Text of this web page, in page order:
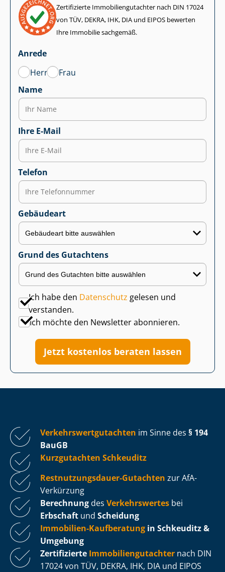
Zertifizierte Im­mo­bi­li­en­gut­ach­ter nach DIN 17024
von TÜV, DEKRA, IHK, DIA und EIPOS bewerten
Ihre Immobilie sachgemäß.
Anrede
Herr
Frau
Name
Ihre E-Mail
Telefon
Gebäudeart
Grund des Gutachtens
Ich habe den Datenschutz gelesen und
verstanden.
Ich möchte den Newsletter abonnieren.
Jetzt kostenlos beraten lassen
Ver­kehrs­wert­gut­ach­ten im Sinne des § 194
BauGB
Kurzgutachten Schkeuditz
Rest­nut­zungs­dau­er-Gutachten zur AfA-
Verkürzung
Berechnung des Verkehrswertes bei
Erbschaft und Scheidung
Immobilien-Kaufberatung in Schkeuditz &
Umgebung
Zertifizierte Im­mo­bi­li­en­gut­ach­ter nach DIN
17024 von TÜV, DEKRA, IHK, DIA und EIPOS